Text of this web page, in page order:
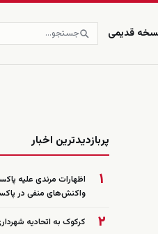
قدیمی
پربازدیدترین اخبار
۱
اظهارات مرندی علیه
واکنش‌های منفی در
۲ کرکوک به اتحادیه